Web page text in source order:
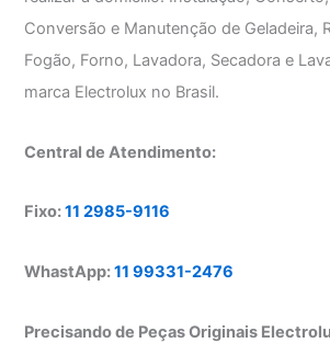
Conversão e Manutenção de Geladeira,
Fogão, Forno, Lavadora, Secadora e
marca Electrolux no Brasil.
Central de Atendimento:
Fixo:11 2985-9116
WhastApp:11 99331-2476
Precisando de Peças Originais